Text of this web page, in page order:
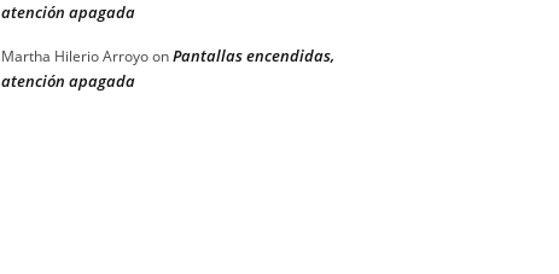
atención apagada
Martha Hilerio ArroyoonPantallas encendidas,
atención apagada